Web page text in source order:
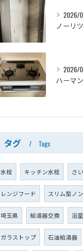
2026/
2026/
タグ Tags
水栓 キッチン水栓 さ
レンジフード スリム型ノ
埼玉県 給湯器交換 浴
ガラストップ 石油給湯器